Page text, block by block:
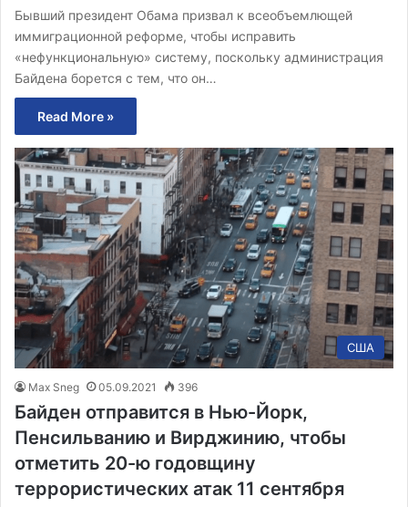
Бывший президент Обама призвал к всеобъемлющей
иммиграционной реформе, чтобы исправить
«нефункциональную» систему, поскольку администрация
Байдена борется с тем, что он…
Read More »
США
Max Sneg 05.09.2021 396
Байден отправится в Нью-Йорк,
Пенсильванию и Вирджинию, чтобы
отметить 20-ю годовщину
террористических атак 11 сентября